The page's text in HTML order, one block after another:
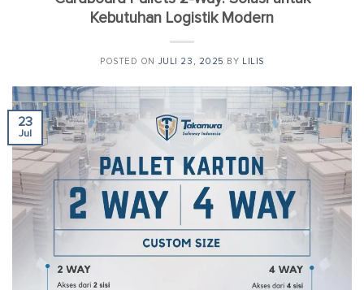
Kebutuhan Logistik Modern
POSTED ON JULI 23, 2025 BY LILIS
23
Jul